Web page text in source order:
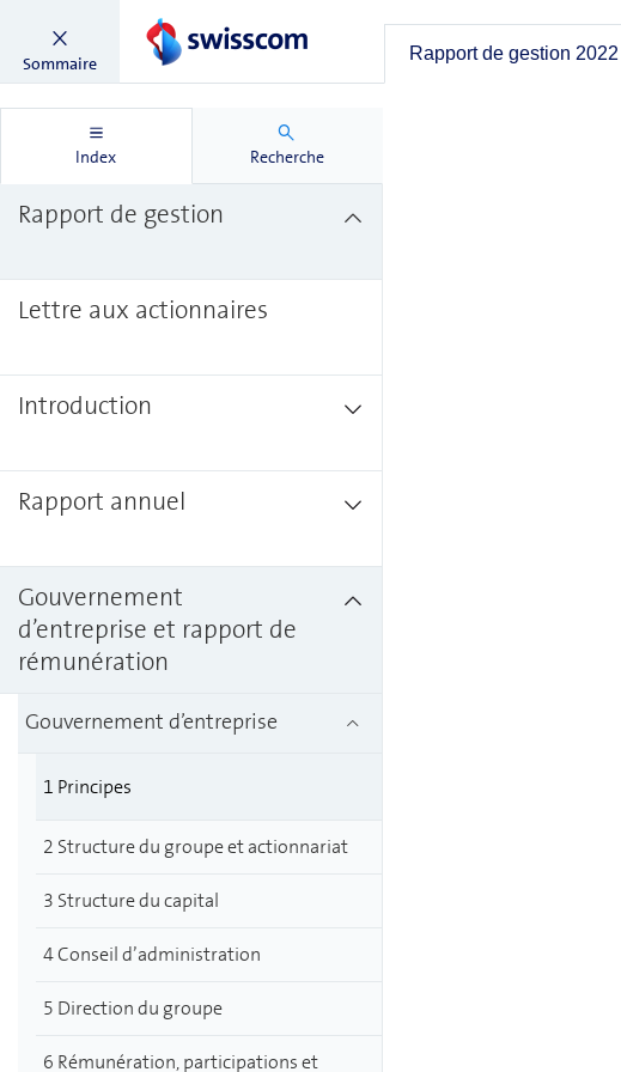
Sommaire Rapport de gestion 2022
Index Recherche
Rapport de gestion
Lettre aux actionnaires
Introduction
Rapport annuel
Gouvernement
d’entreprise et rapport de
rémunération
Gouvernement d’entreprise
1 Principes
2 Structure du groupe et actionnariat
3 Structure du capital
4 Conseil d’administration
5 Direction du groupe
6 Rémunération, participations et